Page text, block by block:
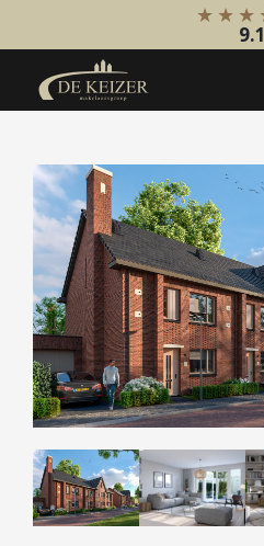
Koopaanbod
Bestaande bouw
Internationaal
Nieuwbouw
Bedrijfsaanbod
Huuraanbod
Bestaande bouw
Internationaal
Nieuwbouw
Bedrijfsaanbod
Diensten
9.1